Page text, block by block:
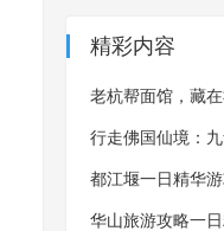
精彩内容
老杭帮面馆，藏
的杭帮面，吃完
行走佛国仙境：
沿途风景概览
都江堰一日精华
卷的全景探索
华山旅游攻略一